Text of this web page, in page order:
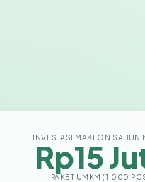
INVESTASI MAKLON SABUN
Rp15
PAKET UMKM (1.000